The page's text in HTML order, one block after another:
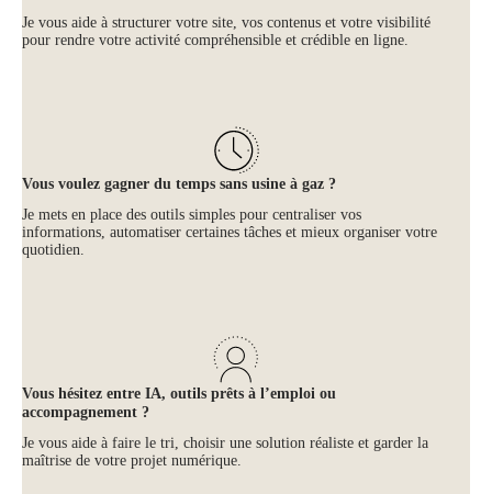
Je vous aide à structurer votre site, vos contenus et votre visibilité
pour rendre votre activité compréhensible et crédible en ligne.
Vous voulez gagner du temps sans usine à gaz ?
Je mets en place des outils simples pour centraliser vos
informations, automatiser certaines tâches et mieux organiser votre
quotidien.
Vous hésitez entre IA, outils prêts à l’emploi ou
accompagnement ?
Je vous aide à faire le tri, choisir une solution réaliste et garder la
maîtrise de votre projet numérique.